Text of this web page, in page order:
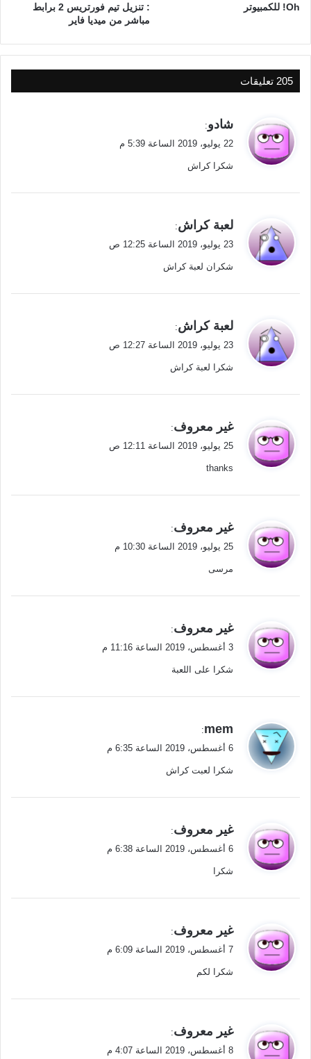
Oh! للكمبيوتر
: تنزيل تيم فورتريس 2 برابط
مباشر من ميديا فاير
‫205 تعليقات
ي
ل
شادو:
22 يوليو، 2019 الساعة 5:39 م
شكرا كراش
ي
ل
لعبة كراش:
23 يوليو، 2019 الساعة 12:25 ص
شكران لعبة كراش
ي
ل
لعبة كراش:
23 يوليو، 2019 الساعة 12:27 ص
شكرا لعبة كراش
ي
ل
غير معروف:
25 يوليو، 2019 الساعة 12:11 ص
thanks
ي
ل
غير معروف:
25 يوليو، 2019 الساعة 10:30 م
مرسى
ي
ل
غير معروف:
3 أغسطس، 2019 الساعة 11:16 م
شكرا على اللعبة
ي
ل
mem
:
6 أغسطس، 2019 الساعة 6:35 م
شكرا لعبت كراش
ي
ل
غير معروف:
6 أغسطس، 2019 الساعة 6:38 م
شكرا
ي
ل
غير معروف:
7 أغسطس، 2019 الساعة 6:09 م
شكرا لكم
ي
غير معروف:
8 أغسطس، 2019 الساعة 4:07 م